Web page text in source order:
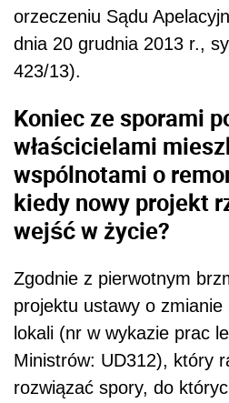
orzeczeniu Sądu
dnia 20 grudnia 2013 r.,
423/13).
Koniec ze sporami
właścicielami
wspólnotami o
kiedy nowy projekt
wejść w życie?
Zgodnie z pierwotnym
projektu ustawy o zmianie
lokali (nr w wykazie prac
Ministrów: UD312), który
rozwiązać spory, do